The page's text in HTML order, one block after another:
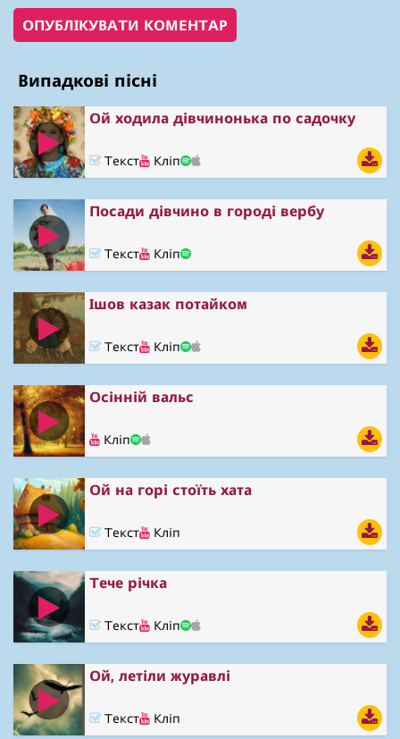
Випадкові пісні
Ой ходила дівчинонька по садочку
Текст Кліп
Посади дівчино в городі вербу
Текст Кліп
Ішов казак потайком
Текст Кліп
Осінній вальс
Кліп
Ой на горі стоїть хата
Текст Кліп
Тече річка
Текст Кліп
Ой, летіли журавлі
Текст Кліп